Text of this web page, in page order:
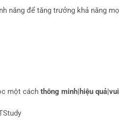
năng để tăng trưởng khả năng
một cách thông minh|hiệu